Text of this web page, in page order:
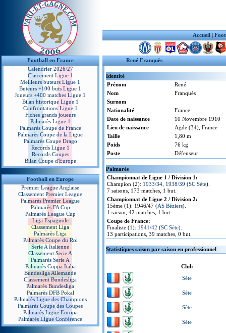
Accueil |
Football en France
Calendrier 2026/27
Classement Ligue 1
Meilleurs buteurs Ligue 1
Buteurs +100 buts Ligue 1
Joueurs +400 matches Ligue 1
Bilan historique Ligue 1
Confrontations Ligue 1
Fiches grands joueurs
Palmarès Ligue 1
Palmarès Coupe de France
Palmarès Coupe de la Ligue
Palmarès Coupe Drago
Records Ligue 1
Records Coupes
Bilan Coupe d'Europe
Football en Europe
Premier League Anglaise
Classement Premier League
Palmarès Premier League
Palmarès FA Cup
Palmarès League Cup
Liga Espagnole
Classement Liga
Palmarès Liga
Palmarès Coupe du Roi
Serie A Italienne
Classement Serie A
Palmarès Serie A
Palmarès Coppa Italia
Bundesliga Allemande
Classement Bundesliga
Palmarès Bundesliga
Palmarès DFB Pokal
Palmarès Ligue des Champions
Palmarès Coupe des Coupes
Palmarès Ligue Europa
Palmarès Ligue Conférence
René Franquès
Identité
Prénom
René
Nom
Franquès
Surnom
Nationalité
France
Date de naissance
10 Novembre 1910
Lieu de naissance
Agde (34), France
Taille
1,80 m
Poids
76 kg
Poste
Défenseur
Palmarès
Championnat de Ligue 1 / Division 1:
Champion (2): 1933/34 1938/39 (SC Sète).
7 saisons, 173 matches, 1 but.
Championnat de Ligue 2 / Division 2:
15ème (1): 1946/47 (AS Béziers).
1 saison, 42 matches, 1 but.
Coupe de France:
Finaliste (1): 1941/42 (SC Sète).
13 participations, 39 matches, 0 but.
Statistiques saison par saison en professionnel
Club
Sète
Sète
Sète
Sète